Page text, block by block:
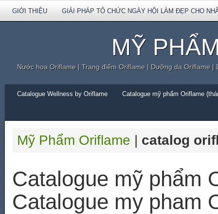
GIỚI THIỆU GIẢI PHÁP TỔ CHỨC NGÀY HỘI LÀM ĐẸP CHO
MỸ
Nước hoa Oriflame | Trang điểm Oriflame | Dưỡng da Oriflame
Catalogue Wellness by Oriflame Catalogue mỹ phẩm Oriflame
Mỹ Phẩm Oriflame | catalog
Catalogue mỹ phẩm
Catalogue my pham